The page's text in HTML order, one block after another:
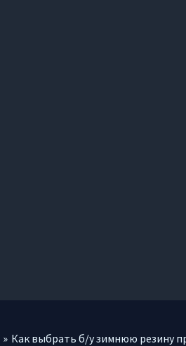
Как выбрать б/у зимнюю резину